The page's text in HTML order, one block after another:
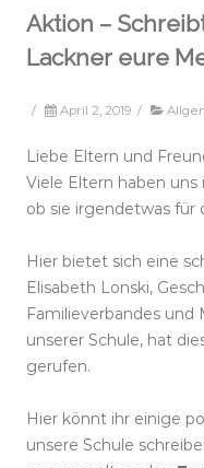
Aktion –
Lackner eure
/ April 2, 2019 /
Liebe Eltern und
Viele Eltern haben
ob sie irgendetwas für
Hier bietet sich eine
Elisabeth Lonski,
Familieverbandes und
unserer Schule, hat
gerufen.
Hier könnt ihr einige
unsere Schule